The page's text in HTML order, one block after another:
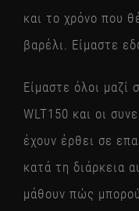
και το χρόνο που
βαρέλι. Είμαστε
Είμαστε όλοι μαζί
WLT150 και οι
έχουν έρθει σε
κατά τη διάρκεια
μάθουν πώς